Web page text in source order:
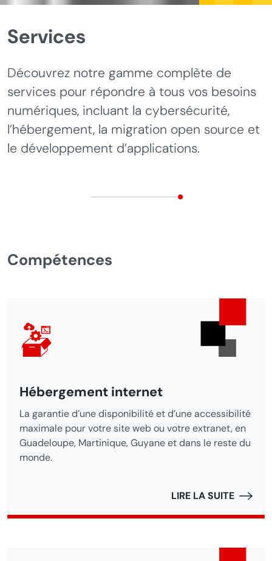
Services
Découvrez notre gamme complète de
services pour répondre à tous vos besoins
numériques, incluant la cybersécurité,
l’hébergement, la migration open source et
le développement d’applications.
Compétences
Hébergement internet
La garantie d’une disponibilité et d’une accessibilité
maximale pour votre site web ou votre extranet, en
Guadeloupe, Martinique, Guyane et dans le reste du
monde.
LIRE LA SUITE